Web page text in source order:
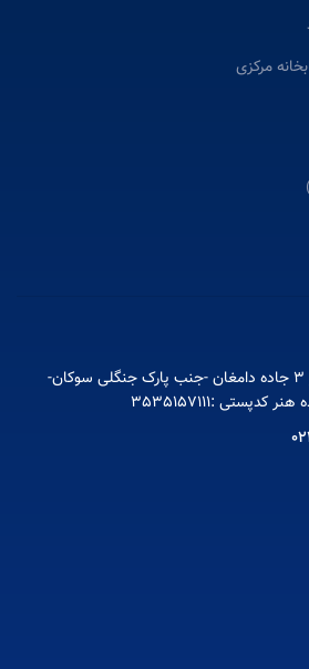
مرکزی
آدرس : سمنان- کیلومتر 3 جاده دامغان -جنب پارک جنگلی سوکان-